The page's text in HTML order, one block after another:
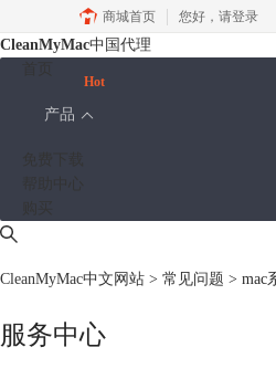
商城首页 您好， 请登录
CleanMyMac中国代理
产品
Hot
CleanMyMac中文网站 > 常见问题 > mac
服务中心